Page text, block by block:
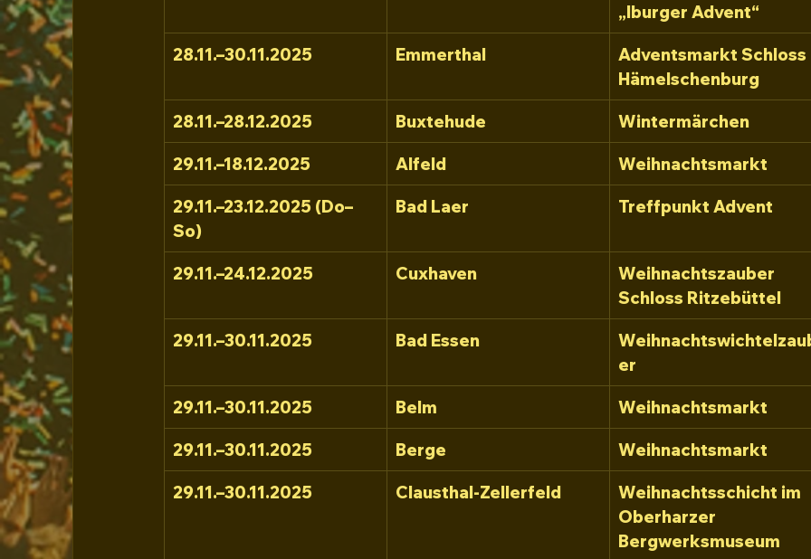
„Iburger Advent“
28.11.–30.11.2025 Emmerthal
Adventsmarkt Schloss
Hämelschenburg
28.11.–28.12.2025 Buxtehude Wintermärchen
29.11.–18.12.2025 Alfeld Weihnachtsmarkt
29.11.–23.12.2025 (Do–
So)
Bad Laer Treffpunkt Advent
29.11.–24.12.2025 Cuxhaven
Weihnachtszauber
Schloss Ritzebüttel
29.11.–30.11.2025 Bad Essen
er
29.11.–30.11.2025 Belm Weihnachtsmarkt
29.11.–30.11.2025 Berge Weihnachtsmarkt
29.11.–30.11.2025 Clausthal-Zellerfeld
Weihnachtsschicht im
Oberharzer
Bergwerksmuseum